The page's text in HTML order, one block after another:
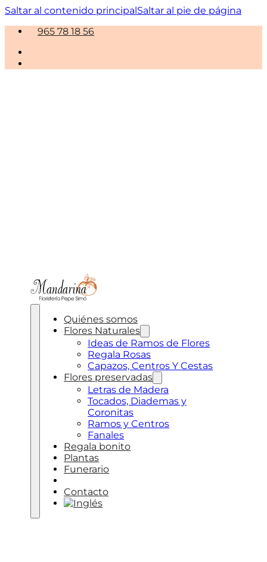
Saltar al contenido principalSaltar al pie de página
965 78 18 56
Quiénes somos
Flores Naturales
Ideas de Ramos de Flores
Regala Rosas
Capazos, Centros Y Cestas
Flores preservadas
Letras de Madera
Tocados, Diademas y
Coronitas
Ramos y Centros
Fanales
Regala bonito
Plantas
Funerario
Contacto